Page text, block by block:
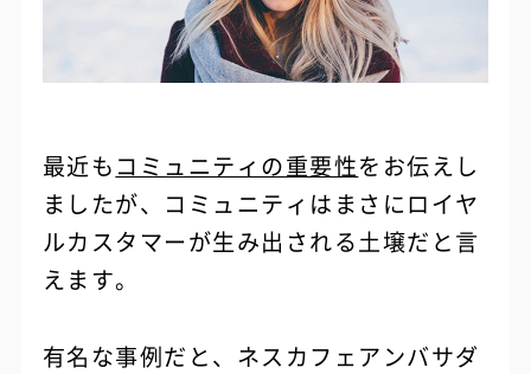
最近も コミュニティの重要性をお伝えし
ましたが、コミュニティはまさにロイヤ
ルカスタマーが生み出される土壌だと言
えます。
有名な事例だと、ネスカフェアンバサダ